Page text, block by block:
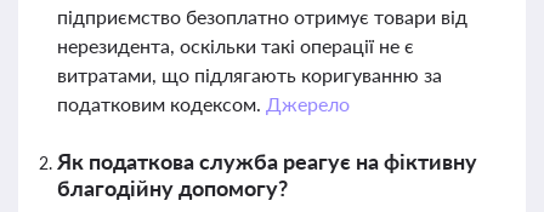
підприємство безоплатно отримує товари від
нерезидента, оскільки такі операції не є
витратами, що підлягають коригуванню за
податковим кодексом. Джерело
Як податкова служба реагує на фіктивну
благодійну допомогу?